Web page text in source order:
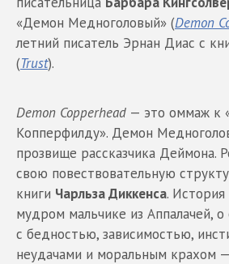
«Демон Медноголовый» (Demon
летний писатель Эрнан Диас с
(Trust).
Demon Copperhead — это оммаж к
Копперфилду». Демон
прозвище рассказчика Деймона.
свою повествовательную
книги Чарльза Диккенса. История
мудром мальчике из Аппалачей, о
с бедностью, зависимостью,
неудачами и моральным крахом